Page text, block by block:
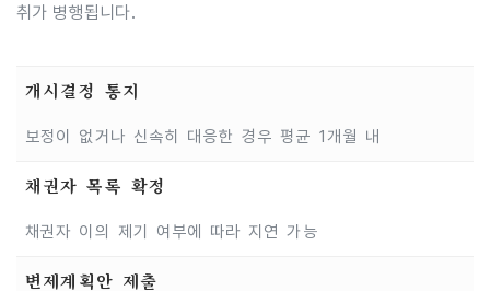
취가 병행됩니다.
개시결정 통지
보정이 없거나 신속히 대응한 경우 평균 1개월 내
채권자 목록 확정
채권자 이의 제기 여부에 따라 지연 가능
변제계획안 제출